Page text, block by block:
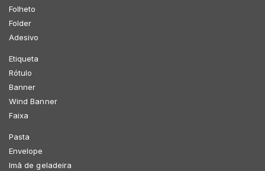
Folheto
Folder
Adesivo
Etiqueta
Rótulo
Banner
Wind Banner
Faixa
Pasta
Envelope
Imã de geladeira